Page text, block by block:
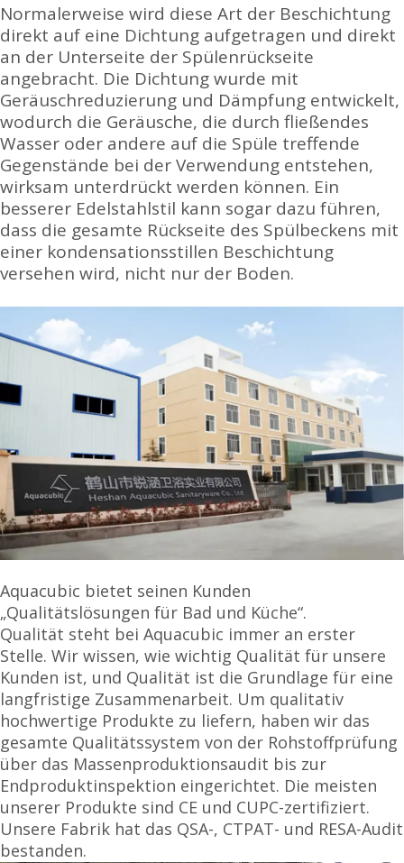
Normalerweise wird diese Art der Beschichtung
direkt auf eine Dichtung aufgetragen und direkt
an der Unterseite der Spülenrückseite
angebracht. Die Dichtung wurde mit
Geräuschreduzierung und Dämpfung entwickelt,
wodurch die Geräusche, die durch fließendes
Wasser oder andere auf die Spüle treffende
Gegenstände bei der Verwendung entstehen,
wirksam unterdrückt werden können. Ein
besserer Edelstahlstil kann sogar dazu führen,
dass die gesamte Rückseite des Spülbeckens mit
einer kondensationsstillen Beschichtung
versehen wird, nicht nur der Boden.
Aquacubic bietet seinen Kunden
„Qualitätslösungen für Bad und Küche“.
Qualität steht bei Aquacubic immer an erster
Stelle. Wir wissen, wie wichtig Qualität für unsere
Kunden ist, und Qualität ist die Grundlage für eine
langfristige Zusammenarbeit. Um qualitativ
hochwertige Produkte zu liefern, haben wir das
gesamte Qualitätssystem von der Rohstoffprüfung
über das Massenproduktionsaudit bis zur
Endproduktinspektion eingerichtet. Die meisten
unserer Produkte sind CE und CUPC-zertifiziert.
Unsere Fabrik hat das QSA-, CTPAT- und RESA-Audit
bestanden.